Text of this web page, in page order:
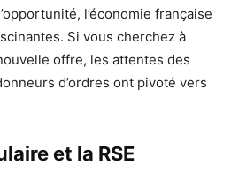
l’économie française
Si vous cherchez à
offre, les attentes des
d’ordres ont pivoté vers
et la RSE